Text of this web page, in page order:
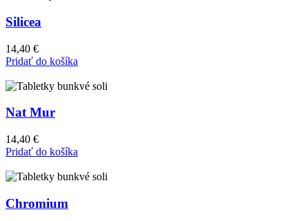
Silicea
14,40 €
Pridať do košíka
Nat Mur
14,40 €
Pridať do košíka
Chromium